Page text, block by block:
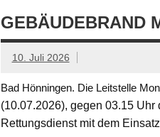
GEBÄUDEBRAND
10. Juli 2026
Bad Hönningen. Die Leitstelle
(10.07.2026), gegen 03.15
Rettungsdienst mit dem